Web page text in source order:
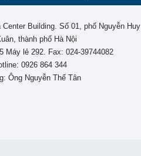
Building. Số 01, phố Nguyễn Huy
thành phố Hà Nội
Máy lẻ 292. Fax: 024-39744082
0926 864 344
Ông Nguyễn Thế Tân